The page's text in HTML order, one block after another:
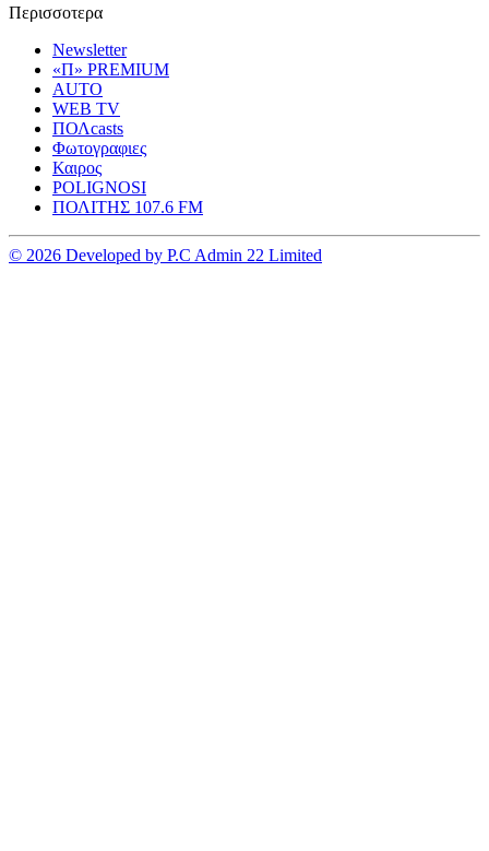
Περισσοτερα
Newsletter
«Π» PREMIUM
AUTO
WEB TV
ΠΟΛcasts
Φωτογραφιες
Καιρος
POLIGNOSI
ΠΟΛΙΤΗΣ 107.6 FM
© 2026 Developed by P.C Admin 22 Limited